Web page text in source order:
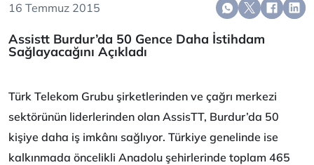
16 Temmuz 2015
Assistt Burdur’da 50 Gence Daha İstihdam
Sağlayacağını Açıkladı
Türk Telekom Grubu şirketlerinden ve çağrı merkezi
sektörünün liderlerinden olan AssisTT, Burdur’da 50
kişiye daha iş imkânı sağlıyor. Türkiye genelinde ise
kalkınmada öncelikli Anadolu şehirlerinde toplam 465